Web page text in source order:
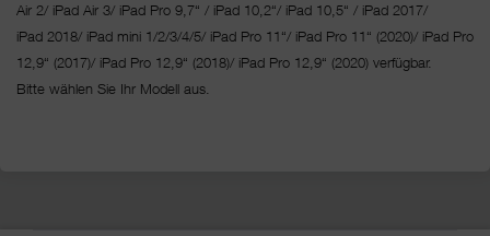
Air 2/ iPad Air 3/ iPad Pro 9,7“ / iPad 10,2“/ iPad 10,5“ / iPad 2017/
iPad 2018/ iPad mini 1/2/3/4/5/ iPad Pro 11“/ iPad Pro 11“ (2020)/ iPad Pro
12,9“ (2017)/ iPad Pro 12,9“ (2018)/ iPad Pro 12,9“ (2020) verfügbar.
Bitte wählen Sie Ihr Modell aus.